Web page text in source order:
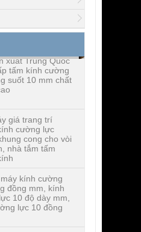
lực
tấm kính cường
suốt 10 mm chất
cường lực
cong cho vòi
nhà tắm tấm
đồng mm, kính
10 độ dày mm,
lực 10 đồng